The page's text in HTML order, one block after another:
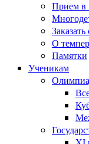
Прием в
О
Памятки
Ученикам